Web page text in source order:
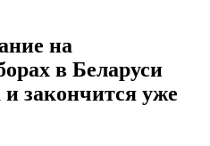
на
в Беларуси
и закончится уже